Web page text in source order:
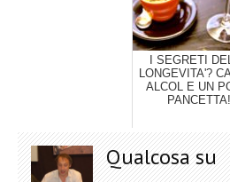
I SEGRETI
LONGEVITA'?
ALCOL E UN
PANCETTA!
Qualcosa su